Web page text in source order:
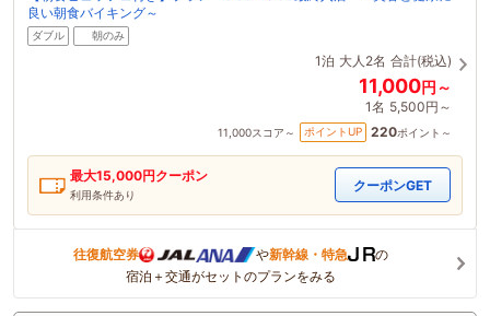
良い朝食バイキング～
ダブル 朝のみ
1泊 大人2名 合計(税込)
11,000円～
1名 5,500円～
11,000スコア～ ポイントUP 220ポイント～
最大15,000円クーポン
利用条件あり
クーポンGET
往復航空券 や新幹線・特急
の
宿泊＋交通がセットのプランをみる